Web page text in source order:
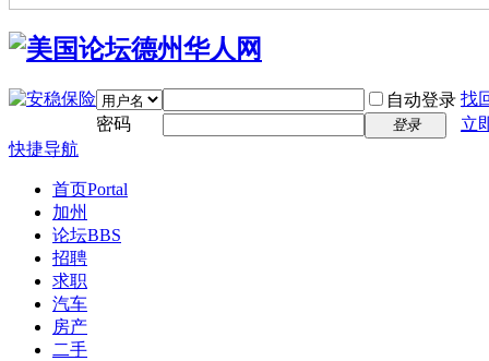
自动登录 找
密码
登录
立
快捷导航
首页Portal
加州
论坛BBS
招聘
求职
汽车
房产
二手